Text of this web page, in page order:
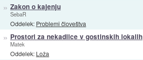
» Zakon o kajenju
SebaR
Oddelek: Problemi človeštva
» Prostori za nekadilce v gostinskih lokalih
Matek
Oddelek: Loža